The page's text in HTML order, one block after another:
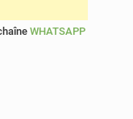
WHATSAPP